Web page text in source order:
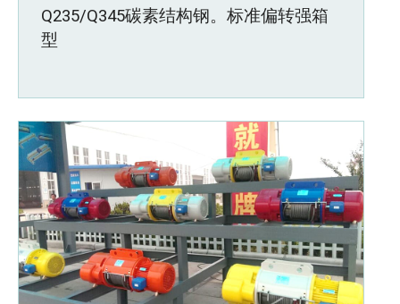
Q235/Q345碳素结构钢。标准偏转强箱
型